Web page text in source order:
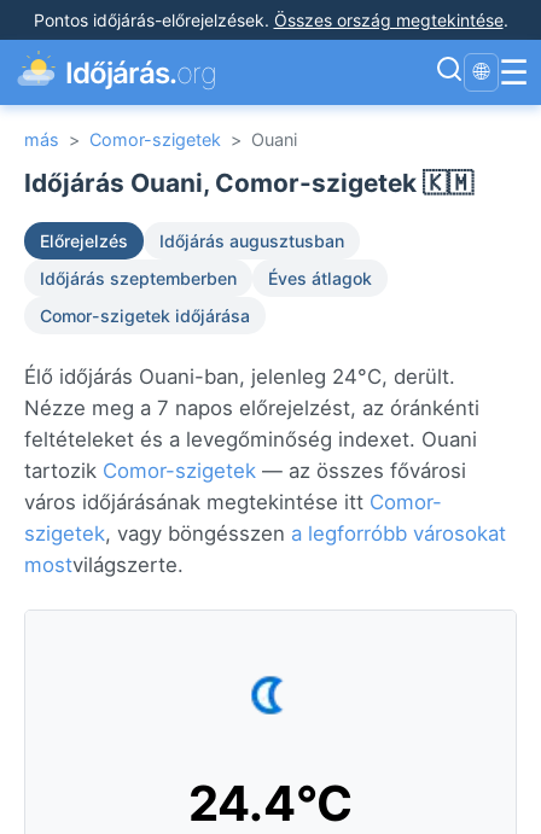
Pontos időjárás-előrejelzések. Összes ország megtekintése.
Időjárás.org 🌐 ☰
más > Comor-szigetek > Ouani
Időjárás Ouani, Comor-szigetek 🇰🇲
Előrejelzés
Időjárás augusztusban
Időjárás szeptemberben
Éves átlagok
Comor-szigetek időjárása
Élő időjárás Ouani-ban, jelenleg 24°C, derült.
Nézze meg a 7 napos előrejelzést, az óránkénti
feltételeket és a levegőminőség indexet. Ouani
tartozik Comor-szigetek — az összes fővárosi
város időjárásának megtekintése itt Comor-
szigetek, vagy böngésszen a legforróbb városokat
mostvilágszerte.
24.4°C